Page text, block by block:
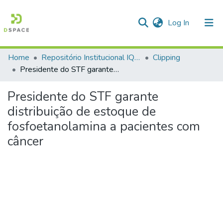
Log In (current)
Communities & Collections
Statistics
Home Repositório Institucional IQSC
Clipping
Presidente do STF garante distribuição de estoque de fosfoetanolamina a pacientes com câncer
Presidente do STF garante
distribuição de estoque de
fosfoetanolamina a pacientes com
câncer